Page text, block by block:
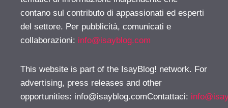
contano sul contributo di appassionati ed esperti
del settore. Per pubblicità, comunicati e
collaborazioni: info@isayblog.com
This website is part of the IsayBlog! network. For
advertising, press releases and other
opportunities: info@isayblog.comContattaci: